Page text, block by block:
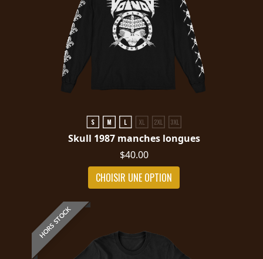
Skull 1987 manches longues
$40.00
CHOISIR UNE OPTION
HORS STOCK